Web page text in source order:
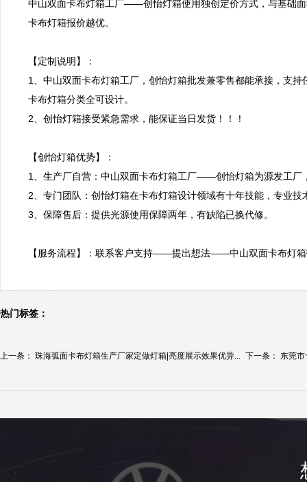
中山双面卡布灯箱工厂——创怡灯箱使用独创定价方式，与基础
卡布灯箱报价越优。
【定制说明】：
1、中山双面卡布灯箱工厂，创怡灯箱批发兼零售都能承接，支
卡布灯箱分类全可设计。
2、创怡灯箱接受紧急需求，能保证当日发货！！！
【创怡灯箱优势】：
1、生产厂自营：中山双面卡布灯箱工厂——创怡灯箱为源发工厂
2、专门团队：创怡灯箱在卡布灯箱设计领域有十年技能，专业技
3、保障售后：提供光源使用保障两年，有缺陷已换代修。
【服务流程】：联系客户支持——提出想法——中山双面卡布
热门标签：
上一条： 珠海弧面卡布灯箱生产厂家定做灯箱|亮度展示效果优异... 下一条： 东莞市